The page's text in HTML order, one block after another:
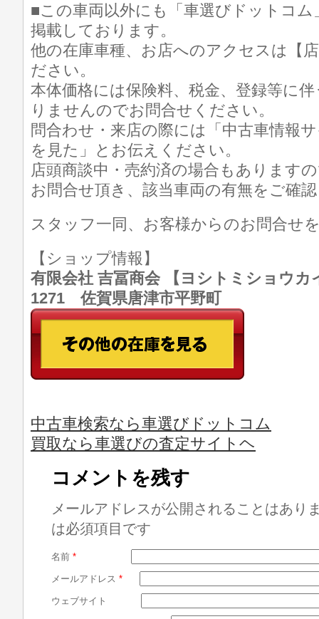
■この車両以外にも「車選びドットコ
掲載しております。
他の在庫車種、お店へのアクセスは【
ださい。
本体価格には保険料、税金、登録等に
りませんのでお問合せください。
問合わせ・来店の際には「中古車情報
を見た」とお伝えください。
店頭商談中・売約済の場合もあります
お問合せ頂き、該当車両の有無をご確
スタッフ一同、お客様からのお問合せ
【ショップ情報】
有限会社 吉冨商会 【ヨシトミショウ
1271 佐賀県唐津市平野町
中古車検索なら車選びドットコム
買取なら車選びの査定サイトヘ
コメントを残す
メールアドレスが公開されることはあり
は必須項目です
名前 *
メールアドレス *
ウェブサイト